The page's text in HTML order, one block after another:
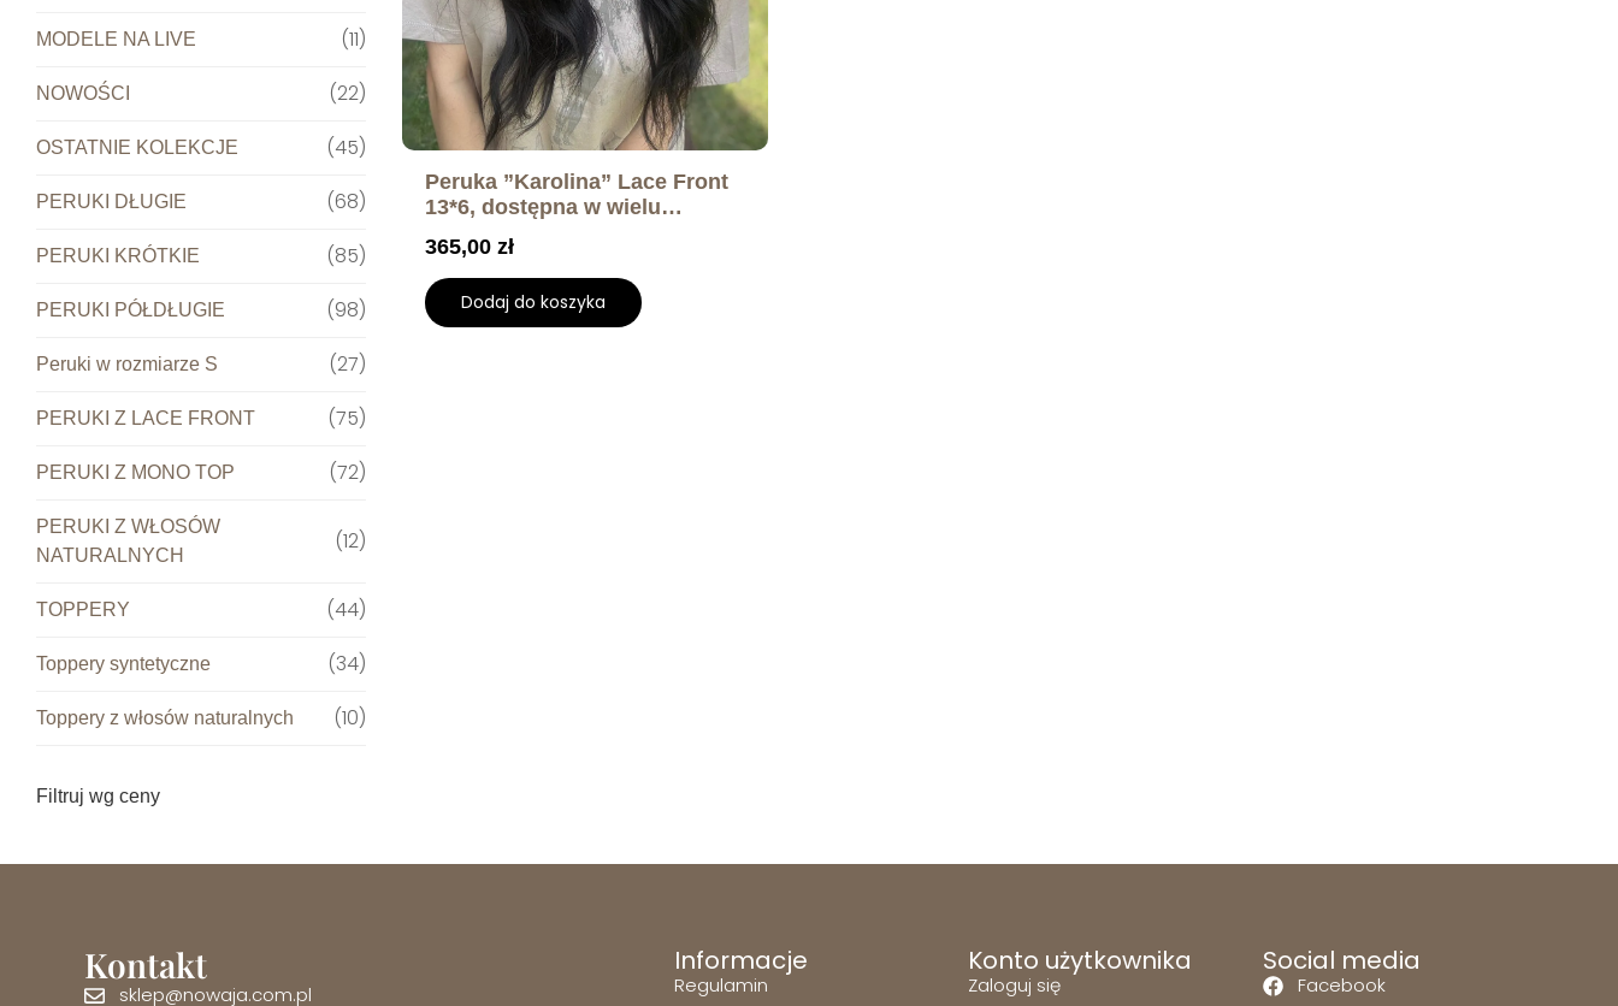
MODELE NA LIVE 11
NOWOŚCI 22
OSTATNIE KOLEKCJE 45
PERUKI DŁUGIE 68
PERUKI KRÓTKIE 85
PERUKI PÓŁDŁUGIE 98
Peruki w rozmiarze S 27
PERUKI Z LACE FRONT 75
PERUKI Z MONO TOP 72
PERUKI Z WŁOSÓW
NATURALNYCH
12
TOPPERY 44
Toppery syntetyczne 34
Toppery z włosów naturalnych 10
Filtruj wg ceny
Peruka ”Karolina” Lace Front
13*6, dostępna w wielu
kolorach
365,00zł
Dodaj do koszyka
Kontakt
sklep@nowaja.com.pl
Informacje
Regulamin
Konto użytkownika
Zaloguj się
Social media
Facebook